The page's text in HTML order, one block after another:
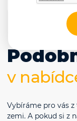
v
Vybíráme pro vás
zemi. A pokud si z